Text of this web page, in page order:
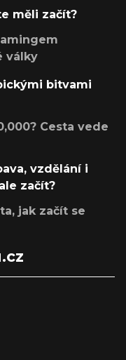
měli začít?
války
bitvami
Cesta vede
vzdělání i
začít?
jak začít se